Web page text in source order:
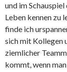
und im
Leben kennen zu
finde ich
sich mit Kollegen
ziemlicher
kommt, wenn